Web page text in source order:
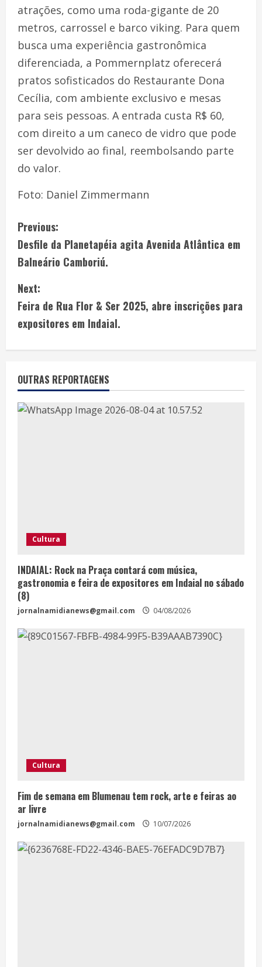
atrações, como uma roda-gigante de 20
metros, carrossel e barco viking. Para quem
busca uma experiência gastronômica
diferenciada, a Pommernplatz oferecerá
pratos sofisticados do Restaurante Dona
Cecília, com ambiente exclusivo e mesas
para seis pessoas. A entrada custa R$ 60,
com direito a um caneco de vidro que pode
ser devolvido ao final, reembolsando parte
do valor.
Foto: Daniel Zimmermann
Previous:
Desfile da Planetapéia agita Avenida Atlântica em
Balneário Camboriú.
Next:
Feira de Rua Flor & Ser 2025, abre inscrições para
expositores em Indaial.
OUTRAS REPORTAGENS
Cultura
INDAIAL: Rock na Praça contará com música,
gastronomia e feira de expositores em Indaial no sábado
(8)
jornalnamidianews@gmail.com 04/08/2026
Cultura
Fim de semana em Blumenau tem rock, arte e feiras ao
ar livre
jornalnamidianews@gmail.com 10/07/2026